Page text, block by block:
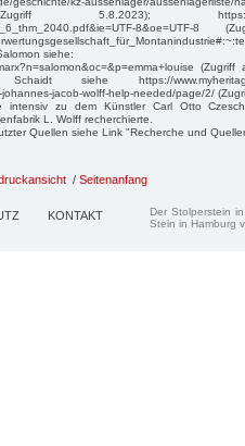
5.8.2023); https://
siehe:
siehe https://www.myheritage.de/
jacob-wolff-help-needed/page/2/
intensiv zu dem Künstler Carl Otto
L. Wolff recherchierte.
Quellen siehe Link "Recherche und
/ Seitenanfang
KONTAKT
Der Stolperstein
Stein in Hamburg